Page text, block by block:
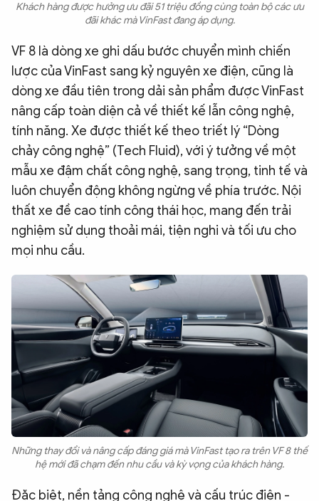
Khách hàng được hưởng ưu đãi 51 triệu đồng cùng toàn bộ các ưu
đãi khác mà VinFast đang áp dụng.
VF 8 là dòng xe ghi dấu bước chuyển mình chiến
lược của VinFast sang kỷ nguyên xe điện, cũng là
dòng xe đầu tiên trong dải sản phẩm được VinFast
nâng cấp toàn diện cả về thiết kế lẫn công nghệ,
tính năng. Xe được thiết kế theo triết lý “Dòng
chảy công nghệ” (Tech Fluid), với ý tưởng về một
mẫu xe đậm chất công nghệ, sang trọng, tinh tế và
luôn chuyển động không ngừng về phía trước. Nội
thất xe đề cao tính công thái học, mang đến trải
nghiệm sử dụng thoải mái, tiện nghi và tối ưu cho
mọi nhu cầu.
Những thay đổi và nâng cấp đáng giá mà VinFast tạo ra trên VF 8 thế
hệ mới đã chạm đến nhu cầu và kỳ vọng của khách hàng.
Đặc biệt, nền tảng công nghệ và cấu trúc điện -